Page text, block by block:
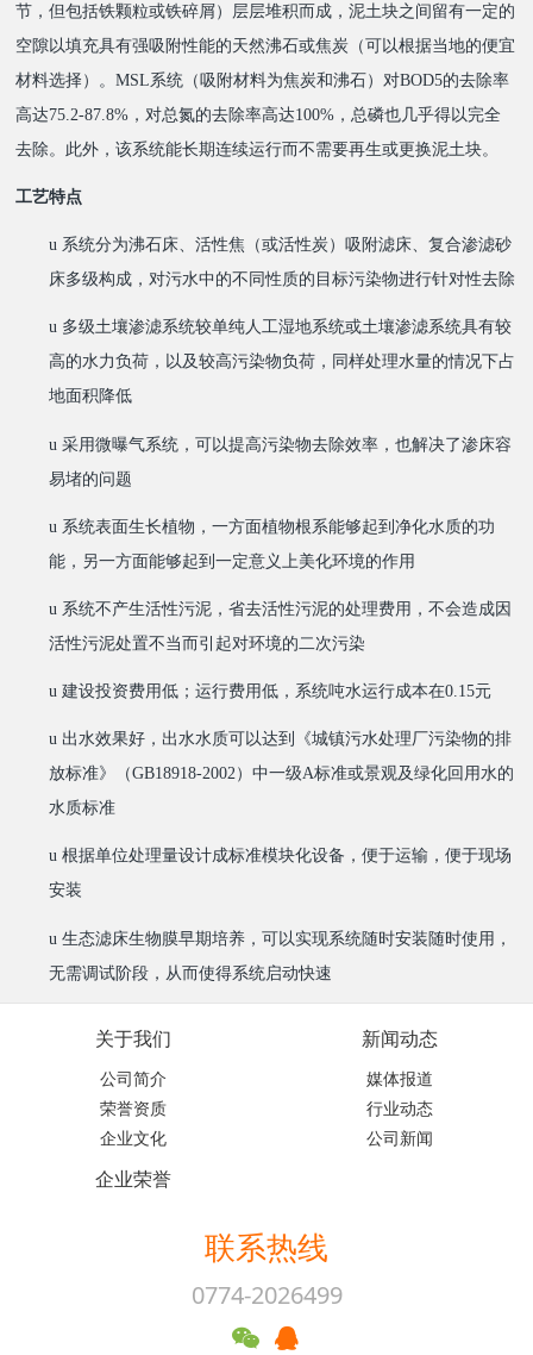
节，但包括铁颗粒或铁碎屑）层层堆积而成，泥土块之间留有一定的
空隙以填充具有强吸附性能的天然沸石或焦炭（可以根据当地的便宜
材料选择）。MSL系统（吸附材料为焦炭和沸石）对BOD5的去除率
高达75.2-87.8%，对总氮的去除率高达100%，总磷也几乎得以完全
去除。此外，该系统能长期连续运行而不需要再生或更换泥土块。
工艺特点
u 系统分为沸石床、活性焦（或活性炭）吸附滤床、复合渗滤砂
床多级构成，对污水中的不同性质的目标污染物进行针对性去除
u 多级土壤渗滤系统较单纯人工湿地系统或土壤渗滤系统具有较
高的水力负荷，以及较高污染物负荷，同样处理水量的情况下占
地面积降低
u 采用微曝气系统，可以提高污染物去除效率，也解决了渗床容
易堵的问题
u 系统表面生长植物，一方面植物根系能够起到净化水质的功
能，另一方面能够起到一定意义上美化环境的作用
u 系统不产生活性污泥，省去活性污泥的处理费用，不会造成因
活性污泥处置不当而引起对环境的二次污染
u 建设投资费用低；运行费用低，系统吨水运行成本在0.15元
u 出水效果好，出水水质可以达到《城镇污水处理厂污染物的排
放标准》（GB18918-2002）中一级A标准或景观及绿化回用水的
水质标准
u 根据单位处理量设计成标准模块化设备，便于运输，便于现场
安装
u 生态滤床生物膜早期培养，可以实现系统随时安装随时使用，
无需调试阶段，从而使得系统启动快速
关于我们
公司简介
荣誉资质
企业文化
新闻动态
媒体报道
行业动态
公司新闻
企业荣誉
联系热线
0774-2026499